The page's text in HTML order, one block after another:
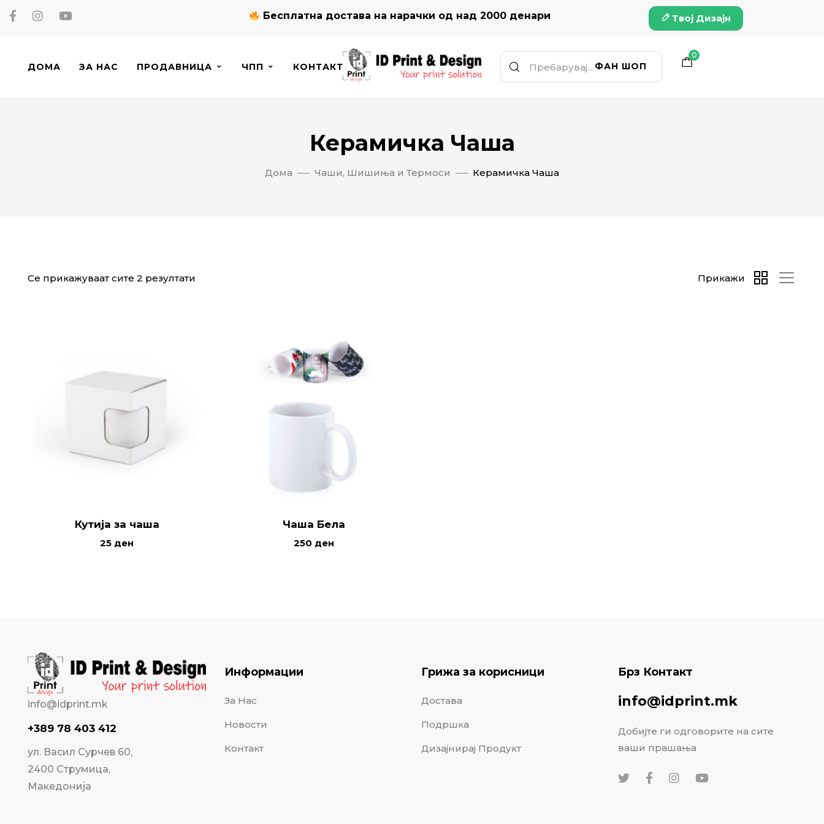
Бесплатна достава на нарачки од над 2000 денари Твој Дизајн
ДОМА ЗА НАС ПРОДАВНИЦА ЧПП КОНТАКТ ФАН ШОП
0
Керамичка Чаша
Дома Чаши, Шишиња и Термоси Керамичка Чаша
Се прикажуваат сите 2 резултати Прикажи
Кутија за чаша
25 ден
Чаша Бела
250 ден
info@idprint.mk
+389 78 403 412
ул. Васил Сурчев 60,
2400 Струмица,
Македонија
Информации
За Нас
Новости
Контакт
Грижа за корисници
Достава
Подршка
Дизајнирај Продукт
Брз Контакт
info@idprint.mk
Добијте ги одговорите на сите
ваши прашања